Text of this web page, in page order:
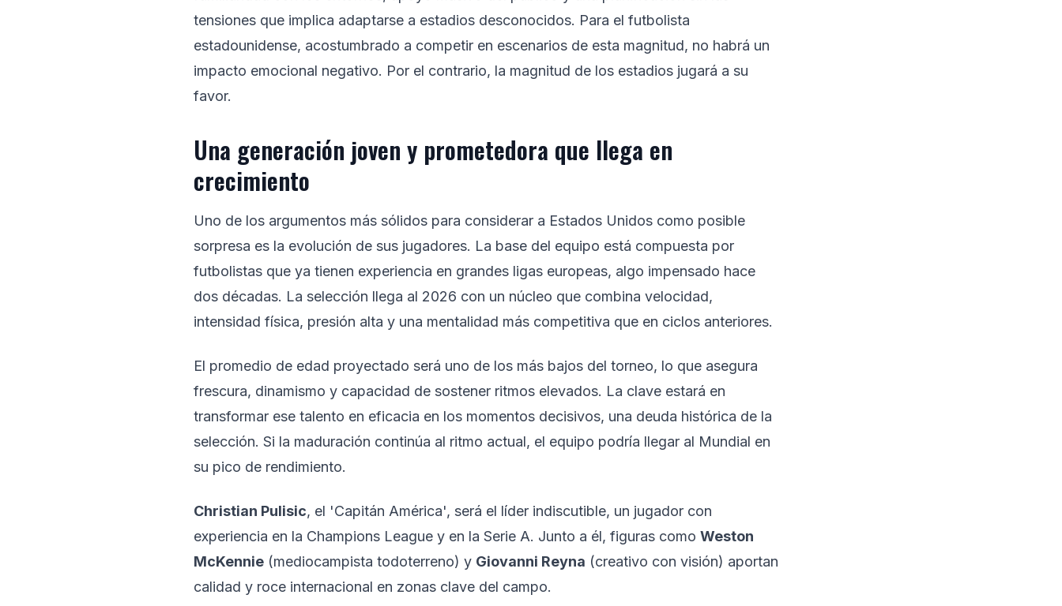
tensiones que implica adaptarse a estadios desconocidos. Para el futbolista
estadounidense, acostumbrado a competir en escenarios de esta magnitud, no habrá un
impacto emocional negativo. Por el contrario, la magnitud de los estadios jugará a su
favor.
Una generación joven y prometedora que llega en
crecimiento
Uno de los argumentos más sólidos para considerar a Estados Unidos como posible
sorpresa es la evolución de sus jugadores. La base del equipo está compuesta por
futbolistas que ya tienen experiencia en grandes ligas europeas, algo impensado hace
dos décadas. La selección llega al 2026 con un núcleo que combina velocidad,
intensidad física, presión alta y una mentalidad más competitiva que en ciclos anteriores.
El promedio de edad proyectado será uno de los más bajos del torneo, lo que asegura
frescura, dinamismo y capacidad de sostener ritmos elevados. La clave estará en
transformar ese talento en eficacia en los momentos decisivos, una deuda histórica de la
selección. Si la maduración continúa al ritmo actual, el equipo podría llegar al Mundial en
su pico de rendimiento.
Christian Pulisic, el 'Capitán América', será el líder indiscutible, un jugador con
experiencia en la Champions League y en la Serie A. Junto a él, figuras comoWeston
McKennie (mediocampista todoterreno) y Giovanni Reyna (creativo con visión) aportan
calidad y roce internacional en zonas clave del campo.